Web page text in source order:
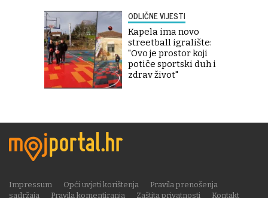
ODLIČNE VIJESTI
Kapela ima novo
streetball igralište:
"Ovo je prostor koji
potiče sportski duh i
zdrav život"
Impressum Opći uvjeti korištenja
Pravila prenošenja
sadržaja
Pravila komentiranja Zaštita privatnosti
Kontakt